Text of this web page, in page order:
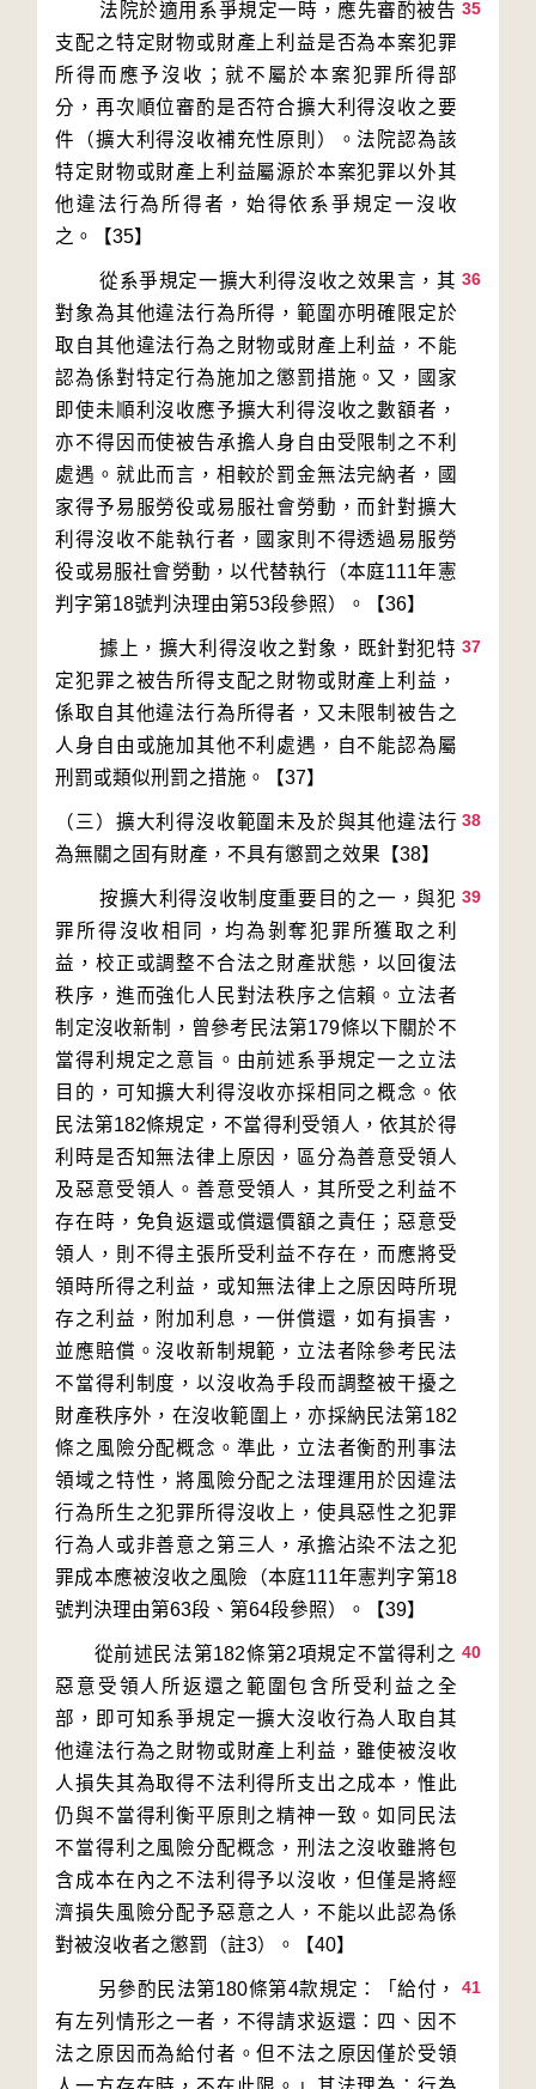
35
        法院於適用系爭規定一時，應先審酌被告
支配之特定財物或財產上利益是否為本案犯罪
所得而應予沒收；就不屬於本案犯罪所得部
分，再次順位審酌是否符合擴大利得沒收之要
件（擴大利得沒收補充性原則）。法院認為該
特定財物或財產上利益屬源於本案犯罪以外其
他違法行為所得者，始得依系爭規定一沒收
36
        從系爭規定一擴大利得沒收之效果言，其
對象為其他違法行為所得，範圍亦明確限定於
取自其他違法行為之財物或財產上利益，不能
認為係對特定行為施加之懲罰措施。又，國家
即使未順利沒收應予擴大利得沒收之數額者，
亦不得因而使被告承擔人身自由受限制之不利
處遇。就此而言，相較於罰金無法完納者，國
家得予易服勞役或易服社會勞動，而針對擴大
利得沒收不能執行者，國家則不得透過易服勞
役或易服社會勞動，以代替執行（本庭111年憲
37
        據上，擴大利得沒收之對象，既針對犯特
定犯罪之被告所得支配之財物或財產上利益，
係取自其他違法行為所得者，又未限制被告之
人身自由或施加其他不利處遇，自不能認為屬
38
（三）擴大利得沒收範圍未及於與其他違法行
39
        按擴大利得沒收制度重要目的之一，與犯
罪所得沒收相同，均為剝奪犯罪所獲取之利
益，校正或調整不合法之財產狀態，以回復法
秩序，進而強化人民對法秩序之信賴。立法者
制定沒收新制，曾參考民法第179條以下關於不
當得利規定之意旨。由前述系爭規定一之立法
目的，可知擴大利得沒收亦採相同之概念。依
民法第182條規定，不當得利受領人，依其於得
利時是否知無法律上原因，區分為善意受領人
及惡意受領人。善意受領人，其所受之利益不
存在時，免負返還或償還價額之責任；惡意受
領人，則不得主張所受利益不存在，而應將受
領時所得之利益，或知無法律上之原因時所現
存之利益，附加利息，一併償還，如有損害，
並應賠償。沒收新制規範，立法者除參考民法
不當得利制度，以沒收為手段而調整被干擾之
財產秩序外，在沒收範圍上，亦採納民法第182
條之風險分配概念。準此，立法者衡酌刑事法
領域之特性，將風險分配之法理運用於因違法
行為所生之犯罪所得沒收上，使具惡性之犯罪
行為人或非善意之第三人，承擔沾染不法之犯
罪成本應被沒收之風險（本庭111年憲判字第18
40
惡意受領人所返還之範圍包含所受利益之全
部，即可知系爭規定一擴大沒收行為人取自其
他違法行為之財物或財產上利益，雖使被沒收
人損失其為取得不法利得所支出之成本，惟此
仍與不當得利衡平原則之精神一致。如同民法
不當得利之風險分配概念，刑法之沒收雖將包
含成本在內之不法利得予以沒收，但僅是將經
濟損失風險分配予惡意之人，不能以此認為係
41
有左列情形之一者，不得請求返還：四、因不
法之原因而為給付者。但不法之原因僅於受領